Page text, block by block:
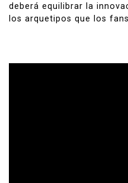
deberá equilibrar la
los arquetipos que los